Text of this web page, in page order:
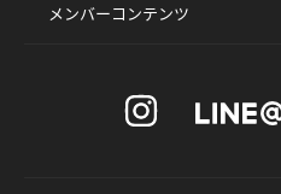
メンバーコンテンツ